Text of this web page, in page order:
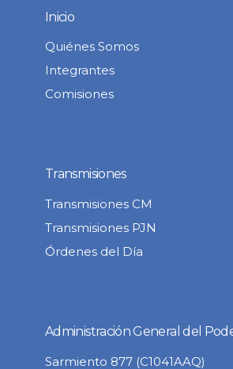
Inicio
Quiénes Somos
Integrantes
Comisiones
Transmisiones
Transmisiones CM
Transmisiones PJN
Órdenes del Día
Administración General del
Sarmiento 877 (C1041AAQ)